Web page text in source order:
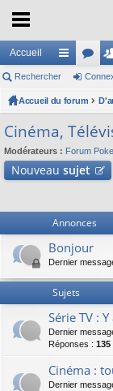
Accueil
ac
co
ci
s
or
u
m
s
e
br
Rechercher
Accueil du forum
Cinéma,
Modérateurs : Forum
Nouveau sujet
Annonces
Bonjour
Dernier
Sujets
Série TV :
Dernier
Réponses : 135
Cinéma :
Dernier